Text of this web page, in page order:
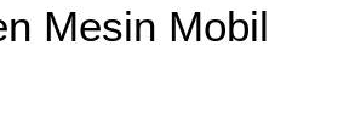
Mesin Mobil